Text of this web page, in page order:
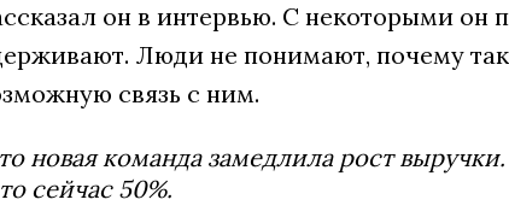
он в интервью. С некоторыми он
Люди не понимают, почему
связь с ним.
новая команда замедлила рост
сейчас 50%.